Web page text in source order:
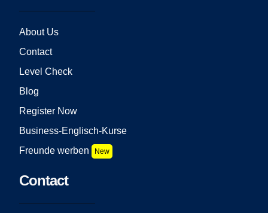
About Us
Contact
Level Check
Blog
Register Now
Business-Englisch-Kurse
Freunde werben
New
Contact